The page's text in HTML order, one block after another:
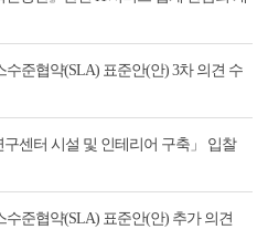
준협약(SLA) 표준안(안) 3차 의견 수
센터 시설 및 인테리어 구축」 입찰
준협약(SLA) 표준안(안) 추가 의견